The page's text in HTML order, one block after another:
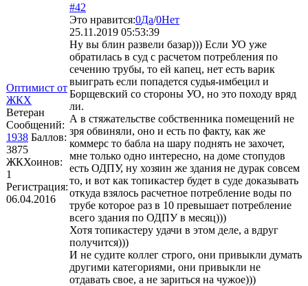
Оптимист от
ЖКХ
Ветеран
Сообщений:
1938 Баллов:
3875
ЖКХоинов:
1
Регистрация:
06.04.2016
#42
Это нравится:0Да/0Нет
25.11.2019 05:53:39
Ну вы блин развели базар))) Если УО уже
обратилась в суд с расчетом потребления по
сечению трубы, то ей капец, нет есть варик
выиграть если попадется судья-имбецил и
Борщевский со стороны УО, но это походу вряд
ли.
А в стяжательстве собственника помещений не
зря обвиняли, оно и есть по факту, как же
коммерс то бабла на шару поднять не захочет,
мне только одно интересно, на доме стопудов
есть ОДПУ, ну хозяин же здания не дурак совсем
то, и вот как топикастер будет в суде доказывать
откуда взялось расчетное потребление воды по
трубе которое раз в 10 превышает потребление
всего здания по ОДПУ в месяц)))
Хотя топикастеру удачи в этом деле, а вдруг
получится)))
И не судите коллег строго, они привыкли думать
другими категориями, они привыкли не
отдавать свое, а не зариться на чужое)))